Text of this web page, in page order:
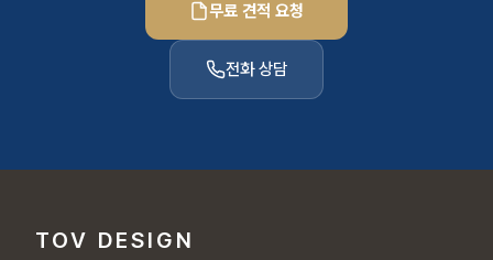
무료 견적 요청
전화 상담
TOV DESIGN